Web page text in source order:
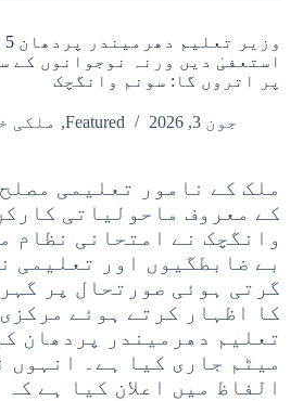
استعفیٰ دیں ورنہ نوجوانوں کے
پر اتروں گا: سونم وانگچک
جون 3, 2026 Featured
, ملکی
ملک کے نامور تعلیمی
کے معروف ماحولیاتی
وانگچک نے امتحانی نظام
بے ضابطگیوں اور تعلیمی
گرتی ہوئی صورتحال پر
کا اظہار کرتے ہوئے
تعلیم دھرمیندر پردھان
میٹم جاری کیا ہے۔ انہوں
الفاظ میں اعلان کیا ہے کہ